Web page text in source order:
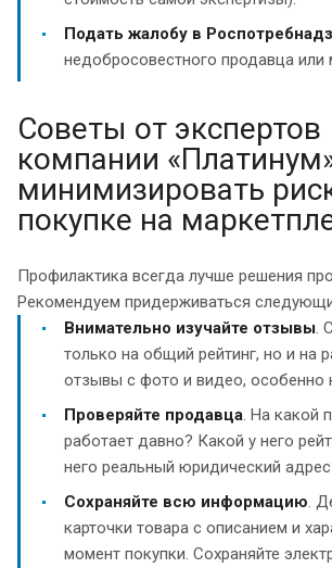
Подать жалобу в
недобросовестного продавца или
Советы от экспертов
компании
минимизировать
покупке на
Профилактика всегда лучше решения
Рекомендуем придерживаться
Внимательно изучайте отзывы.
только на общий рейтинг, но и на
отзывы с фото и видео, особенно
Проверяйте продавца. На какой
работает давно? Какой у него
него реальный юридический
Сохраняйте всю информацию.
карточки товара с описанием и
момент покупки. Сохраняйте